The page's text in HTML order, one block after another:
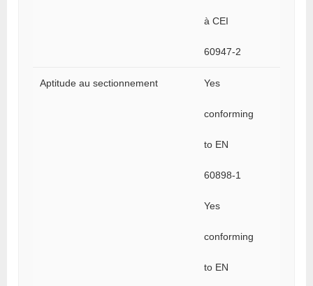
à CEI
60947-2
Aptitude au sectionnement Yes
conforming
to EN
60898-1
Yes
conforming
to EN